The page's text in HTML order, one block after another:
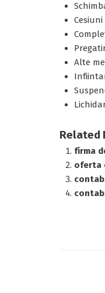
Cesiuni
Alte
Related
firma
oferta